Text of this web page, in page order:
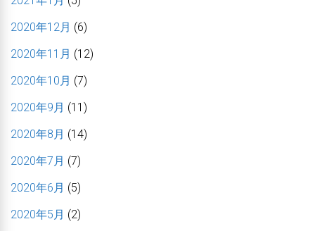
2020年12月 (6)
2020年11月 (12)
2020年10月 (7)
2020年9月 (11)
2020年8月 (14)
2020年7月 (7)
2020年6月 (5)
2020年5月 (2)